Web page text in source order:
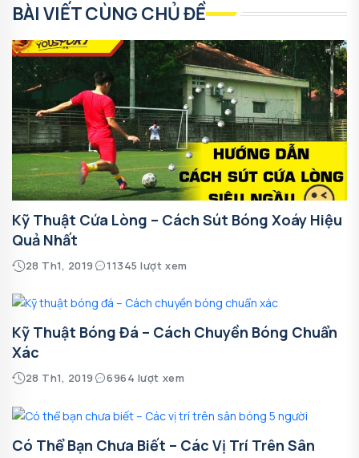
BÀI VIẾT CÙNG CHỦ ĐỀ
Kỹ Thuật Cứa Lòng – Cách Sút Bóng Xoáy Hiệu
Quả Nhất
28 Th1, 2019 11345 lượt xem
Kỹ Thuật Bóng Đá – Cách Chuyền Bóng Chuẩn
Xác
28 Th1, 2019 6964 lượt xem
Có Thể Bạn Chưa Biết – Các Vị Trí Trên Sân